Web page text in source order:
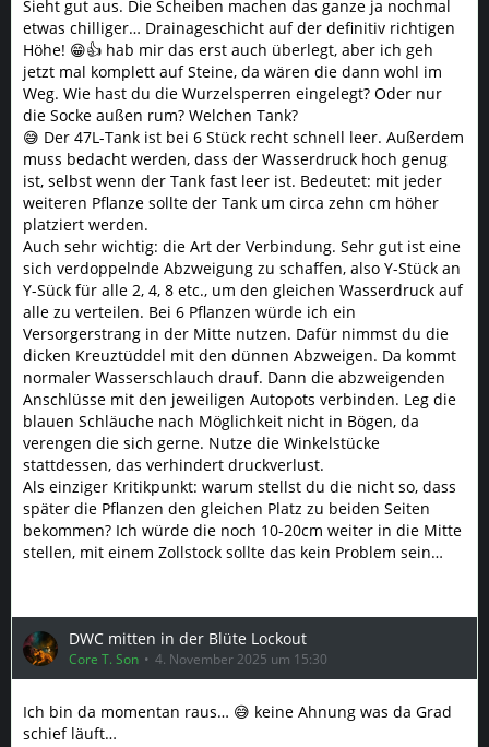
Sieht gut aus. Die Scheiben machen das ganze ja nochmal
etwas chilliger… Drainageschicht auf der definitiv richtigen
Höhe! 😁👍 hab mir das erst auch überlegt, aber ich geh
jetzt mal komplett auf Steine, da wären die dann wohl im
Weg. Wie hast du die Wurzelsperren eingelegt? Oder nur
die Socke außen rum? Welchen Tank?
😅 Der 47L-Tank ist bei 6 Stück recht schnell leer. Außerdem
muss bedacht werden, dass der Wasserdruck hoch genug
ist, selbst wenn der Tank fast leer ist. Bedeutet: mit jeder
weiteren Pflanze sollte der Tank um circa zehn cm höher
platziert werden.
Auch sehr wichtig: die Art der Verbindung. Sehr gut ist eine
sich verdoppelnde Abzweigung zu schaffen, also Y-Stück an
Y-Sück für alle 2, 4, 8 etc., um den gleichen Wasserdruck auf
alle zu verteilen. Bei 6 Pflanzen würde ich ein
Versorgerstrang in der Mitte nutzen. Dafür nimmst du die
dicken Kreuztüddel mit den dünnen Abzweigen. Da kommt
normaler Wasserschlauch drauf. Dann die abzweigenden
Anschlüsse mit den jeweiligen Autopots verbinden. Leg die
blauen Schläuche nach Möglichkeit nicht in Bögen, da
verengen die sich gerne. Nutze die Winkelstücke
stattdessen, das verhindert druckverlust.
Als einziger Kritikpunkt: warum stellst du die nicht so, dass
später die Pflanzen den gleichen Platz zu beiden Seiten
bekommen? Ich würde die noch 10-20cm weiter in die Mitte
stellen, mit einem Zollstock sollte das kein Problem sein…
DWC mitten in der Blüte Lockout
Core T. Son 4. November 2025 um 15:30
Ich bin da momentan raus… 😅 keine Ahnung was da Grad
schief läuft…